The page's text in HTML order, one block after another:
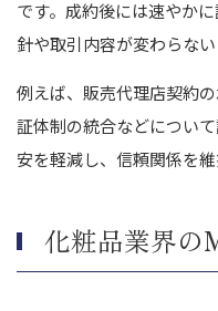
です。成約後には速やか
針や取引内容が変わらない
例えば、販売代理店契約
証体制の統合などについ
安を軽減し、信頼関係を維
化粧品業界の